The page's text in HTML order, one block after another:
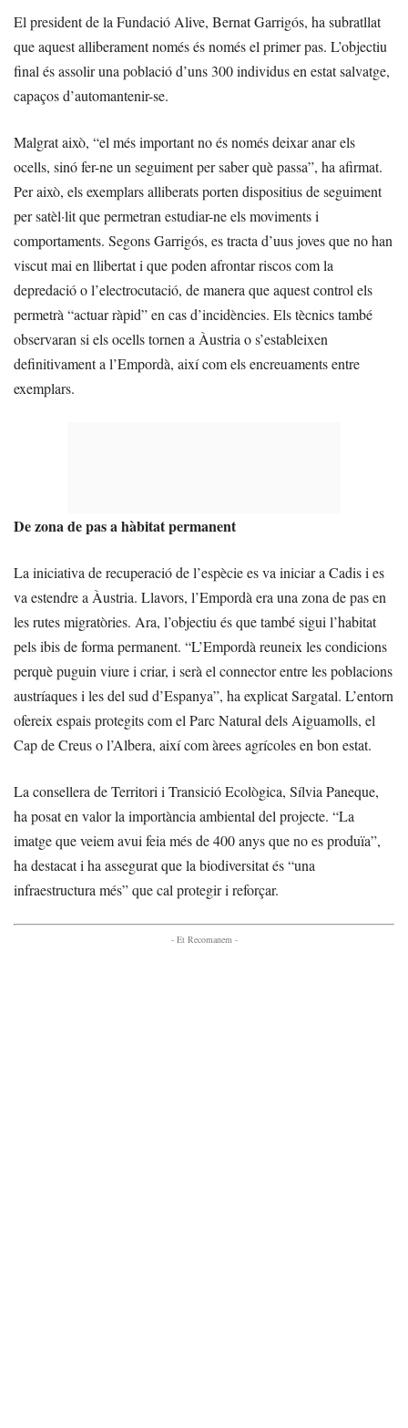
El president de la Fundació Alive, Bernat Garrigós, ha subratllat
que aquest alliberament només és només el primer pas. L’objectiu
final és assolir una població d’uns 300 individus en estat salvatge,
capaços d’automantenir-se.
Malgrat això, “el més important no és només deixar anar els
ocells, sinó fer-ne un seguiment per saber què passa”, ha afirmat.
Per això, els exemplars alliberats porten dispositius de seguiment
per satèl·lit que permetran estudiar-ne els moviments i
comportaments. Segons Garrigós, es tracta d’uus joves que no han
viscut mai en llibertat i que poden afrontar riscos com la
depredació o l’electrocutació, de manera que aquest control els
permetrà “actuar ràpid” en cas d’incidències. Els tècnics també
observaran si els ocells tornen a Àustria o s’estableixen
definitivament a l’Empordà, així com els encreuaments entre
exemplars.
De zona de pas a hàbitat permanent
La iniciativa de recuperació de l’espècie es va iniciar a Cadis i es
va estendre a Àustria. Llavors, l’Empordà era una zona de pas en
les rutes migratòries. Ara, l’objectiu és que també sigui l’habitat
pels ibis de forma permanent. “L’Empordà reuneix les condicions
perquè puguin viure i criar, i serà el connector entre les poblacions
austríaques i les del sud d’Espanya”, ha explicat Sargatal. L’entorn
ofereix espais protegits com el Parc Natural dels Aiguamolls, el
Cap de Creus o l’Albera, així com àrees agrícoles en bon estat.
La consellera de Territori i Transició Ecològica, Sílvia Paneque,
ha posat en valor la importància ambiental del projecte. “La
imatge que veiem avui feia més de 400 anys que no es produïa”,
ha destacat i ha assegurat que la biodiversitat és “una
infraestructura més” que cal protegir i reforçar.
- Et Recomanem -